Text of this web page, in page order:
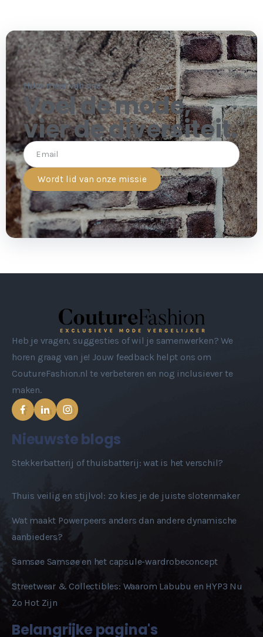
Hoor meer van ons
Voel de mode,
vier de diversiteit.
Wordt lid van onze missie
Heb je vragen, suggesties of wil je samenwerken? We
horen graag van je! Jouw feedback helpt ons om
CoutureFashion.nl te verbeteren en nog inclusiever te
maken.
Nieuwste blogs
Stekkerbatterij of thuisbatterij: wat is het verschil?
Thuis veilig en stijlvol: zo kies je de juiste slotenmaker
Wat maakt Powerpeers anders dan andere dynamische
aanbieders?
Samsøe Samsøe en het capsule-wardrobeconcept
Streetwear & Collectibles: Waarom Labubu en HYP3 Nu
Zo Hot Zijn
Belangrijke pagina's